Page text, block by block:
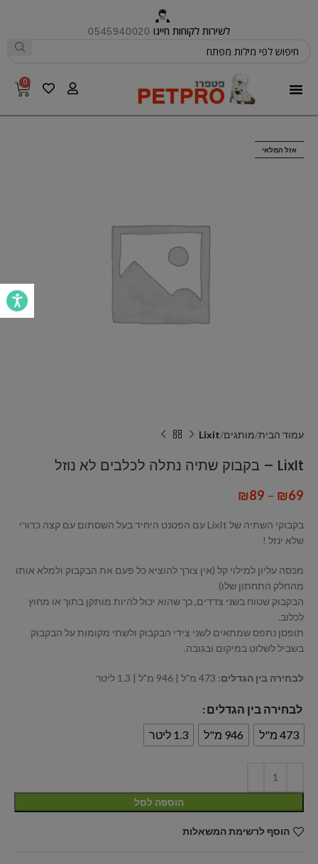
לשירות לקוחות חייגו 0545940020
0
אזל המלאי
עמוד הבית מותגים Lixit
LixIt – בקבוק שתיה נתלה לכלבים לא נוזל
₪69
–
₪89
בקבוקי השתיה של LixIt עם הפטנט היחיד בעל השסתום עם קצה כדורי
שלא ינזל !
מכסה עליון למילוי קל (אין צורך להוציא כל פעם את הבקבוק ולמלא אותו
מהחלק התחתון שלו)
הבקבוק שטוח בשני צדדים, כך שהוא יכול להיות מותקן בתוך או מחוץ
לכלוב.
תופסן נתפס שמתאים לשני צידי הבקבוק ולשתי מקומות על הבקבוק
בשביל לשלוט במיקום ובגובה.
לבחירה בין הגדלים: 473 מ"ל | 946 מ"ל | 1.3 ליטר
לבחירה בין הגדלים
473 מ"ל
946 מ"ל 1.3 ליטר
הוספה לסל
הוסף לרשימת המשאלות